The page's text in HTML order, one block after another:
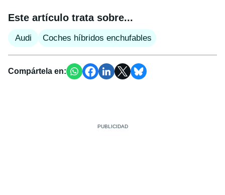
Este artículo trata sobre...
Audi Coches híbridos enchufables
Compártela en: